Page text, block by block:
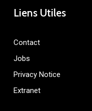
Liens Utiles
Contact
Jobs
Privacy Notice
Extranet